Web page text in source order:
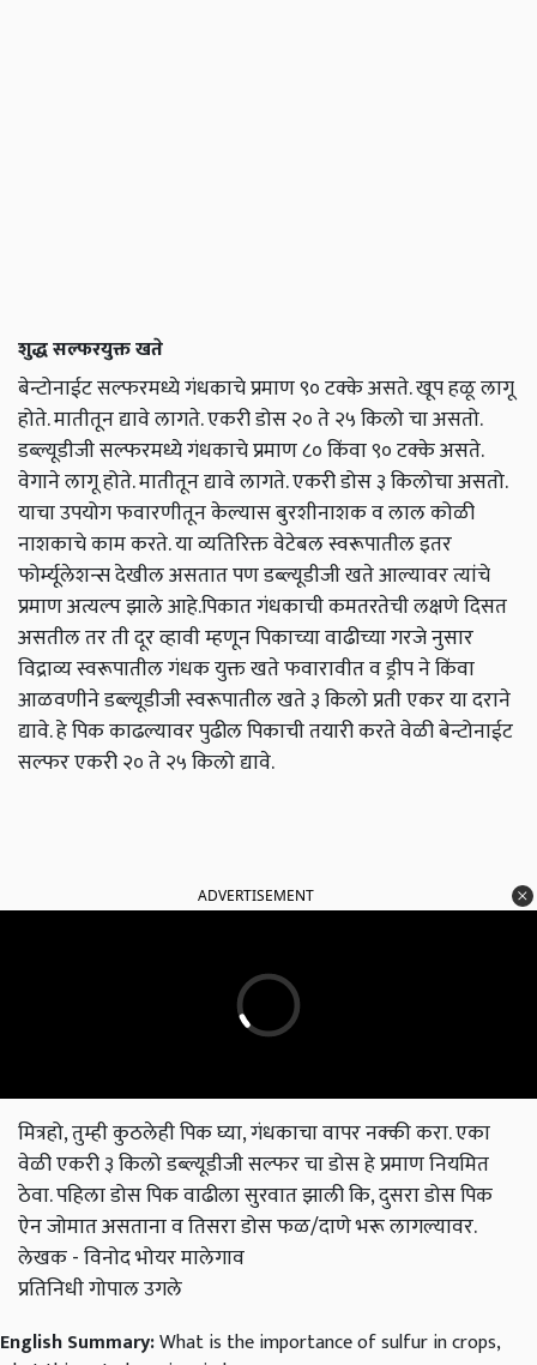
शुद्ध सल्फरयुक्त खते
बेन्टोनाईट सल्फरमध्ये गंधकाचे प्रमाण ९० टक्के असते. खूप हळू लागू
होते. मातीतून द्यावे लागते. एकरी डोस २० ते २५ किलो चा असतो.
डब्ल्यूडीजी सल्फरमध्ये गंधकाचे प्रमाण ८० किंवा ९० टक्के असते.
वेगाने लागू होते. मातीतून द्यावे लागते. एकरी डोस ३ किलोचा असतो.
याचा उपयोग फवारणीतून केल्यास बुरशीनाशक व लाल कोळी
नाशकाचे काम करते. या व्यतिरिक्त वेटेबल स्वरूपातील इतर
फोर्म्यूलेशन्स देखील असतात पण डब्ल्यूडीजी खते आल्यावर त्यांचे
प्रमाण अत्यल्प झाले आहे.पिकात गंधकाची कमतरतेची लक्षणे दिसत
असतील तर ती दूर व्हावी म्हणून पिकाच्या वाढीच्या गरजे नुसार
विद्राव्य स्वरूपातील गंधक युक्त खते फवारावीत व ड्रीप ने किंवा
आळवणीने डब्ल्यूडीजी स्वरूपातील खते ३ किलो प्रती एकर या दराने
द्यावे. हे पिक काढल्यावर पुढील पिकाची तयारी करते वेळी बेन्टोनाईट
सल्फर एकरी २० ते २५ किलो द्यावे.
मित्रहो, तुम्ही कुठलेही पिक घ्या, गंधकाचा वापर नक्की करा. एका
वेळी एकरी ३ किलो डब्ल्यूडीजी सल्फर चा डोस हे प्रमाण नियमित
ठेवा. पहिला डोस पिक वाढीला सुरवात झाली कि, दुसरा डोस पिक
ऐन जोमात असताना व तिसरा डोस फळ/दाणे भरू लागल्यावर.
लेखक - विनोद भोयर मालेगाव
प्रतिनिधी गोपाल उगले
what things to keep in mind